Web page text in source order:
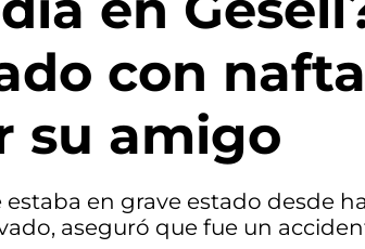
con
su amigo
en grave estado desde
aseguró que fue un